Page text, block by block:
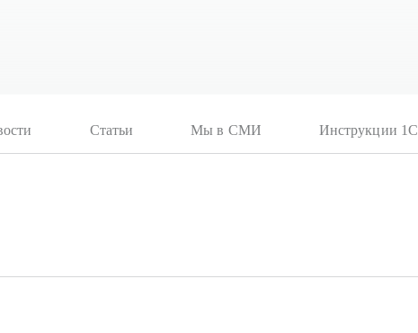
Статьи Мы в СМИ Инструкции 1С